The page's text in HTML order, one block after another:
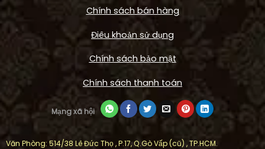
Chính sách bán hàng
Điêu khoản sử dụng
Chính sách bảo mật
Chính sách thanh toán
Mạng xã hội
Văn Phòng: 514/38 Lê Đức Thọ , P.17, Q.Gò Vấp (cũ) , TP.HCM.